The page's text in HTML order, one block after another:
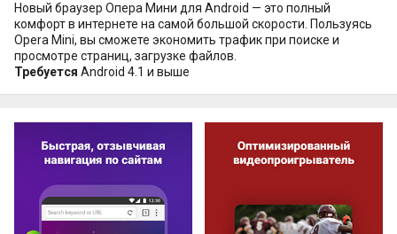
Новый браузер Опера Мини для Android — это полный
комфорт в интернете на самой большой скорости. Пользуясь
Opera Mini, вы сможете экономить трафик при поиске и
просмотре страниц, загрузке файлов.
Требуется Android 4.1 и выше